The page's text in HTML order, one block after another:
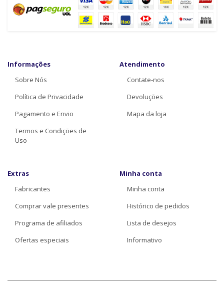
Informações
Sobre Nós
Política de Privacidade
Pagamento e Envio
Termos e Condições de
Uso
Atendimento
Contate-nos
Devoluções
Mapa da loja
Extras
Fabricantes
Comprar vale presentes
Programa de afiliados
Ofertas especiais
Minha conta
Minha conta
Histórico de pedidos
Lista de desejos
Informativo